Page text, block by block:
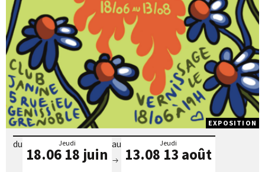
du Jeudi
18.06 18 juin
au Jeudi
13.08 13 août
EXPOSITION